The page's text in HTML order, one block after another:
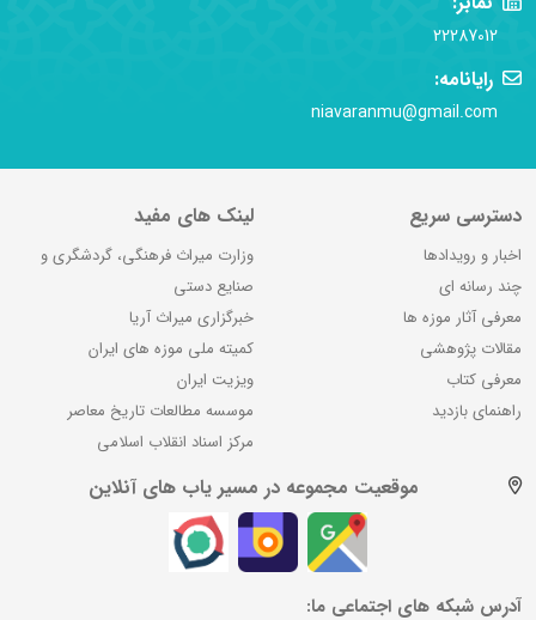
22287012
رایانامه:
niavaranmu@gmail.com
دسترسی سریع
اخبار و رویدادها
چند رسانه ای
معرفی آثار موزه ها
مقالات پژوهشی
معرفی کتاب
راهنمای بازدید
لینک های مفید
وزارت میراث فرهنگی، گردشگری و
صنایع دستی
خبرگزاری میراث آریا
کمیته ملی موزه های ایران
ویزیت ایران
موسسه مطالعات تاریخ معاصر
مرکز اسناد انقلاب اسلامی
موقعیت مجموعه در مسیر یاب های آنلاین
آدرس شبکه های اجتماعی ما: